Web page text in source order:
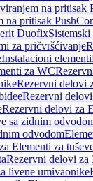
na pritisak
na pritisak
Duofix
za pričvršćivanje
Instalacioni elementi
za WC
Rezervni delovi
Rezervni
Rezervni delovi za
sa zidnim
odvodom
Elementi za
Rezervni delovi za
livene umivaonike